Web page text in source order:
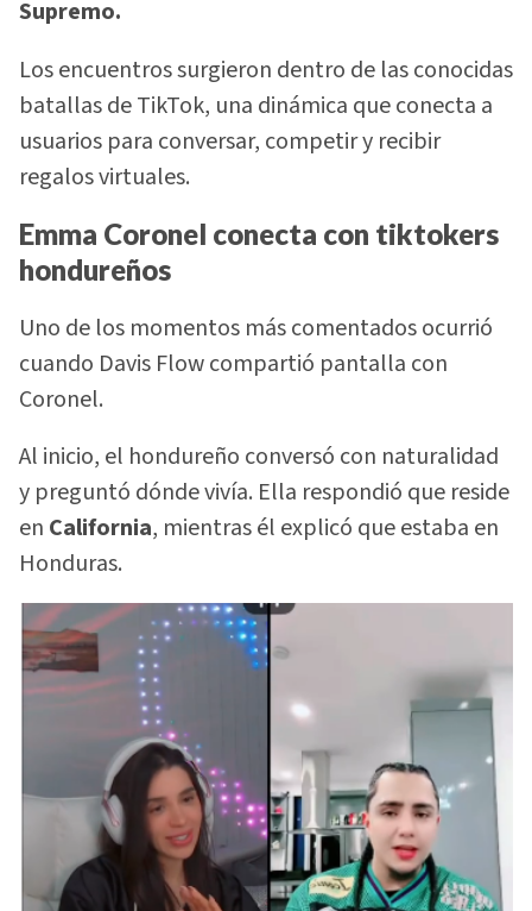
Supremo.
Los encuentros surgieron dentro de las conocidas
batallas de TikTok, una dinámica que conecta a
usuarios para conversar, competir y recibir
regalos virtuales.
Emma Coronel conecta con tiktokers
hondureños
Uno de los momentos más comentados ocurrió
cuando Davis Flow compartió pantalla con
Coronel.
Al inicio, el hondureño conversó con naturalidad
y preguntó dónde vivía. Ella respondió que reside
en California, mientras él explicó que estaba en
Honduras.